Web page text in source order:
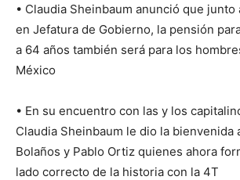
• Claudia Sheinbaum anunció que junto
en Jefatura de Gobierno, la pensión
a 64 años también será para los
México
• En su encuentro con las y los
Claudia Sheinbaum le dio la bienvenida
Bolaños y Pablo Ortiz quienes ahora
lado correcto de la historia con la 4T